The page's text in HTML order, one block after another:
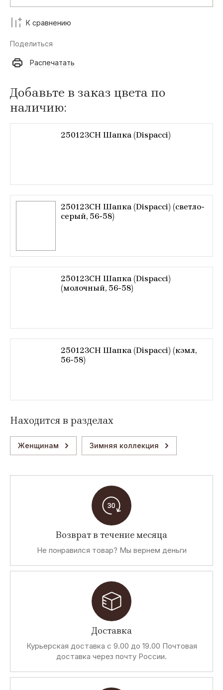
К сравнению
Поделиться
Распечатать
Добавьте в заказ цвета по
наличию:
250123CH Шапка (Dispacci)
250123CH Шапка (Dispacci) (светло-
серый, 56-58)
250123CH Шапка (Dispacci)
(молочный, 56-58)
250123CH Шапка (Dispacci) (кэмл,
56-58)
Находится в разделах
Женщинам Зимняя коллекция
Возврат в течение месяца
Не понравился товар? Мы вернем деньги
Доставка
Курьерская доставка с 9.00 до 19.00 Почтовая
доставка через почту России.